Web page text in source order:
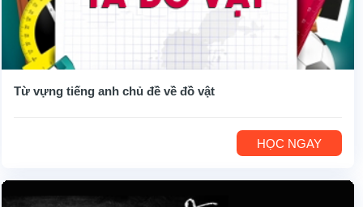
Từ vựng tiếng anh chủ đề về đồ vật
HỌC NGAY